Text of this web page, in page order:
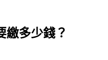
繳多少錢？